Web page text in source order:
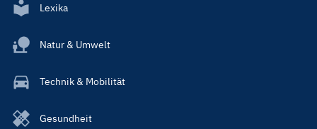
Lexika
Natur & Umwelt
Technik & Mobilität
Gesundheit